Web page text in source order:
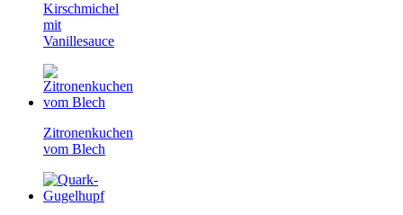
Kirschmichel
mit
Vanillesauce
Zitronenkuchen
vom Blech